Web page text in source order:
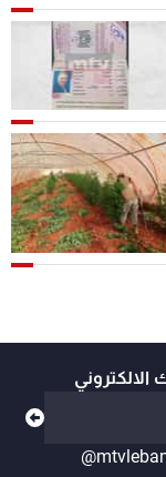
الالكتروني